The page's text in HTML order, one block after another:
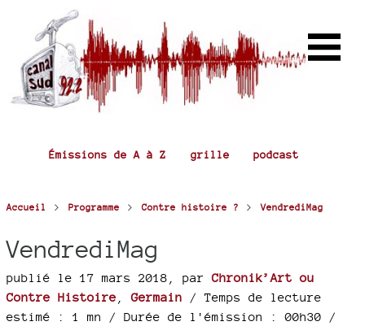
Émissions de A à Z grille podcast
Accueil > Programme > Contre histoire ? >VendrediMag
VendrediMag
publié le 17 mars 2018 parChronik’Art ou
Contre Histoire ,Germain / Temps de lecture
estimé : 1 mn / Durée de l'émission : 00h30 /